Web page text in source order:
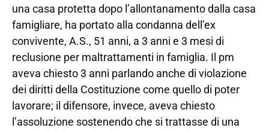
una casa protetta dopo l’allontanamento dalla casa
famigliare, ha portato alla condanna dell’ex
convivente, A.S., 51 anni, a 3 anni e 3 mesi di
reclusione per maltrattamenti in famiglia. Il pm
aveva chiesto 3 anni parlando anche di violazione
dei diritti della Costituzione come quello di poter
lavorare; il difensore, invece, aveva chiesto
l’assoluzione sostenendo che si trattasse di una